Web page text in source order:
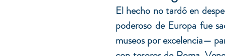
El hecho no tardó en
poderoso de Europa fue
museos por excelencia—